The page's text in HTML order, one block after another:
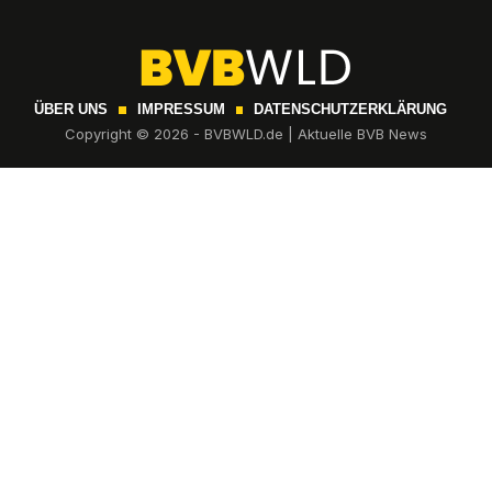
ÜBER UNS IMPRESSUM DATENSCHUTZERKLÄRUNG
Copyright © 2026 - BVBWLD.de | Aktuelle BVB News